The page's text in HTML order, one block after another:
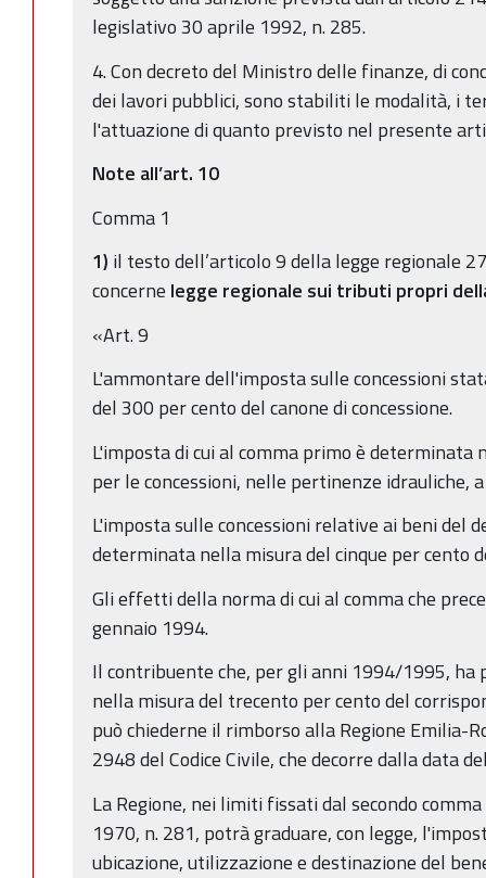
legislativo 30 aprile 1992, n. 285.
4. Con decreto del Ministro delle finanze, di
dei lavori pubblici, sono stabiliti le modalità, i
l'attuazione di quanto previsto nel presente
Note all’art. 10
Comma 1
1) il testo dell’articolo 9 della legge regionale
concerne legge regionale sui tributi propri
«Art. 9
L'ammontare dell'imposta sulle concessioni
del 300 per cento del canone di concessione.
L'imposta di cui al comma primo è
per le concessioni, nelle pertinenze idrauliche,
L'imposta sulle concessioni relative ai beni del
determinata nella misura del cinque per cento
Gli effetti della norma di cui al comma che
gennaio 1994.
Il contribuente che, per gli anni 1994/1995, ha
nella misura del trecento per cento del
può chiederne il rimborso alla Regione Emilia-
2948 del Codice Civile, che decorre dalla data
La Regione, nei limiti fissati dal secondo
1970, n. 281, potrà graduare, con legge,
ubicazione, utilizzazione e destinazione del